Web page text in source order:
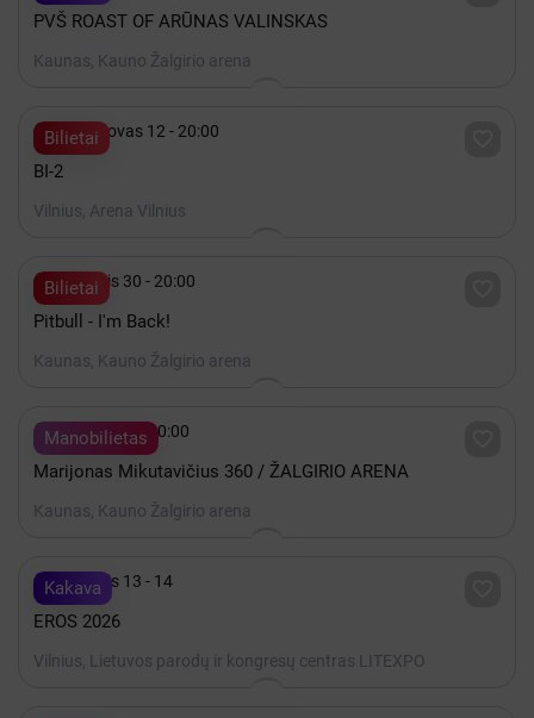
PVŠ ROAST OF ARŪNAS VALINSKAS
Kaunas, Kauno Žalgirio arena
Bilietai
 2027 Kovas 12 - 20:00
BI-2
Vilnius, Arena Vilnius
Bilietai
 Lapkritis 30 - 20:00
Pitbull - I'm Back!
Kaunas, Kauno Žalgirio arena
Manobilietas
 Gruodis 19 - 20:00
Marijonas Mikutavičius 360 / ŽALGIRIO ARENA
Kaunas, Kauno Žalgirio arena
Kakava
 Lapkritis 13 - 14
EROS 2026
Vilnius, Lietuvos parodų ir kongresų centras LITEXPO